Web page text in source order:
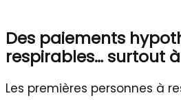
Des paiements
respirables… surtout
Les premières personnes à